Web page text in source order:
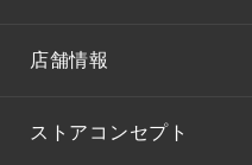
店舗情報
ストアコンセプト